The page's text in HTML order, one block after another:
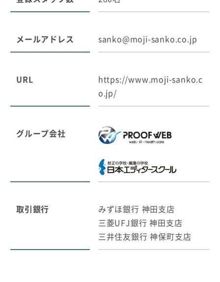
メールアドレス sanko@moji-sanko.co.jp
URL
https://www.moji-sanko.c
o.jp/
グループ会社
取引銀行
みずほ銀行 神田支店
三菱UFJ銀行 神田支店
三井住友銀行 神保町支店